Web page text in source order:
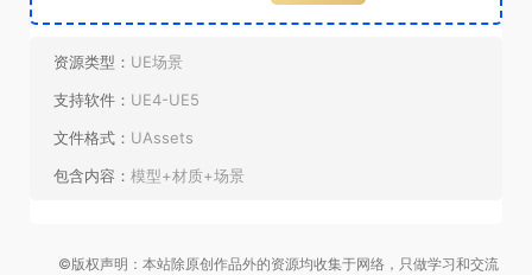
资源类型： UE场景
支持软件： UE4-UE5
文件格式： UAssets
包含内容： 模型+材质+场景
©版权声明：本站除原创作品外的资源均收集于网络，只做学习和交流